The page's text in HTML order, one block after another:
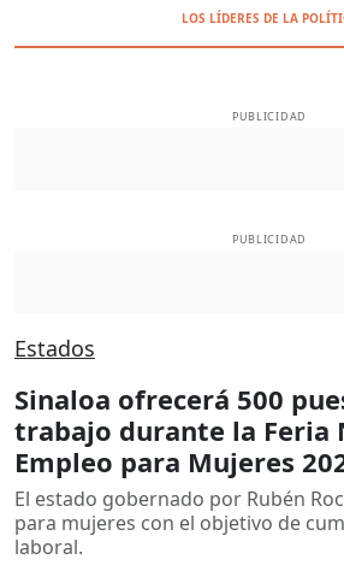
LOS LÍDERES DE LA
PUBLICIDAD
PUBLICIDAD
Estados
​​Sinaloa ofrecerá 500
trabajo durante la Feria
Empleo para Mujeres
El estado gobernado por Rubén
para mujeres con el objetivo de
laboral.